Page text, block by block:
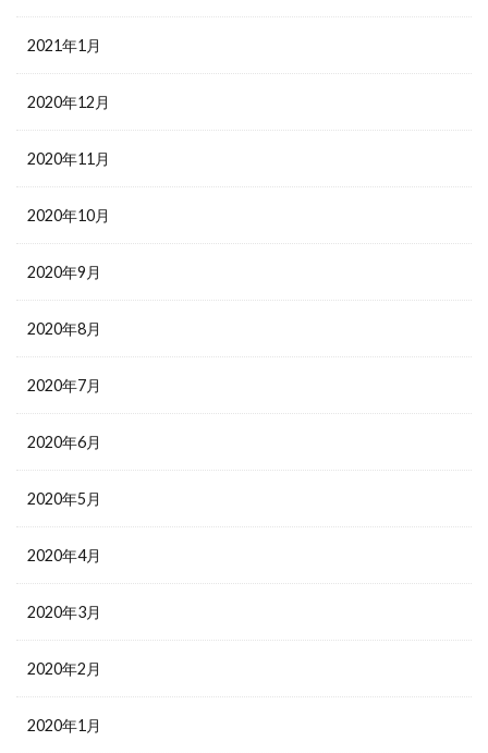
2021年1月
2020年12月
2020年11月
2020年10月
2020年9月
2020年8月
2020年7月
2020年6月
2020年5月
2020年4月
2020年3月
2020年2月
2020年1月